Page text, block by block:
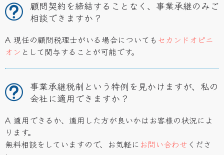
顧問契約を締結することなく、事業承継のみご
相談できますか？
A 現任の顧問税理士がいる場合についても セカンドオピニ
オン として関与することが可能です。
事業承継税制という特例を見かけますが、私の
会社に適用できますか？
A 適用できるか、適用した方が良いかはお客様の状況によ
ります。
無料相談をしていますので、お気軽に お問い合わせ くださ